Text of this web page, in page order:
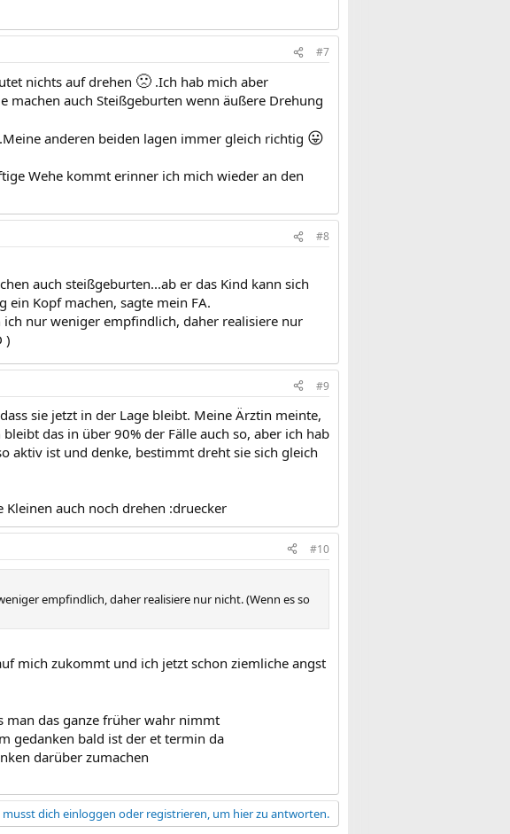
#7
nichts auf drehen 🙁 .Ich hab mich aber
auch Steißgeburten wenn äußere Drehung
anderen beiden lagen immer gleich richtig 😛
Wehe kommt erinner ich mich wieder an den
#8
auch steißgeburten...ab er das Kind kann sich
Kopf machen, sagte mein FA.
nur weniger empfindlich, daher realisiere nur
)
#9
sie jetzt in der Lage bleibt. Meine Ärztin meinte,
das in über 90% der Fälle auch so, aber ich hab
aktiv ist und denke, bestimmt dreht sie sich gleich
auch noch drehen :druecker
#10
empfindlich, daher realisiere nur nicht. (Wenn es so
mich zukommt und ich jetzt schon ziemliche angst
man das ganze früher wahr nimmt
gedanken bald ist der et termin da
darüber zumachen
musst dich einloggen oder registrieren, um hier zu antworten.